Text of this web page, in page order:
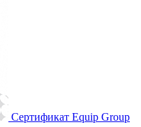
Сертификат Equip Group